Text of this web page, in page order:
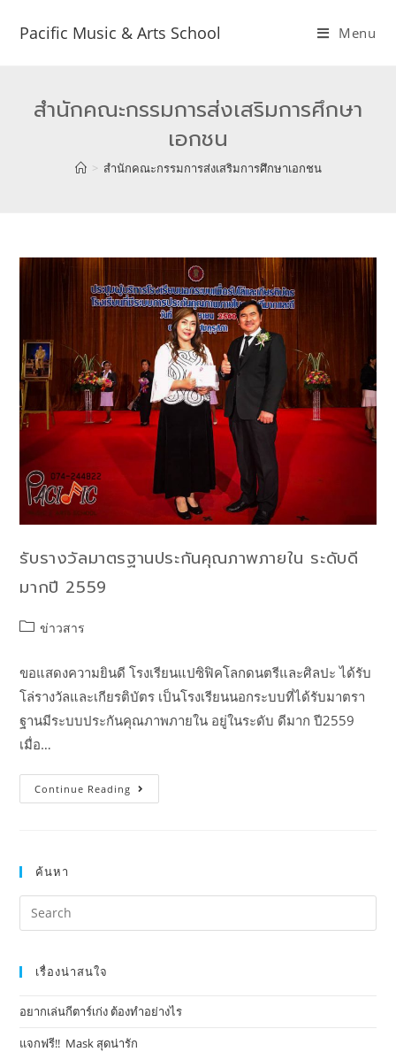
Pacific Music & Arts School Menu
สำนักคณะกรรมการส่งเสริมการศึกษา
เอกชน
> สำนักคณะกรรมการส่งเสริมการศึกษาเอกชน
รับรางวัลมาตรฐานประกันคุณภาพภายใน ระดับดี
มากปี 2559
ข่าวสาร
ขอแสดงความยินดี โรงเรียนแปซิฟิคโลกดนตรีและศิลปะ ได้รับ
โล่รางวัลและเกียรติบัตร เป็นโรงเรียนนอกระบบที่ได้รับมาตรา
ฐานมีระบบประกันคุณภาพภายใน อยู่ในระดับ ดีมาก ปี2559
เมื่อ…
Continue Reading
ค้นหา
เรื่องน่าสนใจ
อยากเล่นกีตาร์เก่ง ต้องทำอย่างไร
แจกฟรี!! Mask​ สุดน่ารัก